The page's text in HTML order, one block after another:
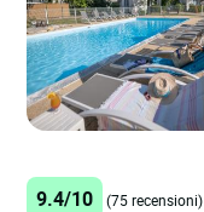
9.4/10 (75 recensioni)